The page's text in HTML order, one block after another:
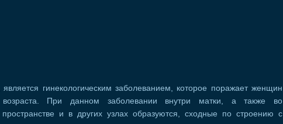
является гинекологическим заболеванием, которое поражает женщин
возраста. При данном заболевании внутри матки, а также во
и в других узлах образуются, сходные по строению с